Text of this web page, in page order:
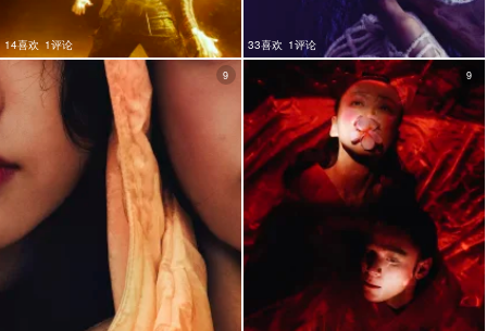
14喜欢 1评论 33喜欢 1评论
9 9